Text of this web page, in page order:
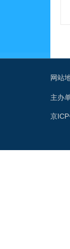
网站
主办
京